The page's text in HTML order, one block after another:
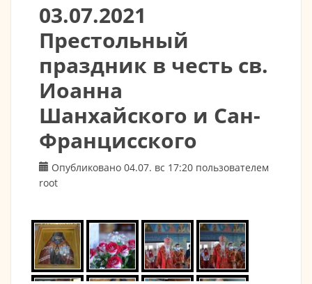
03.07.2021
Престольный
праздник в честь св.
Иоанна
Шанхайского и Сан-
Францисского
Опубликовано 04.07. вс 17:20 пользователем
root